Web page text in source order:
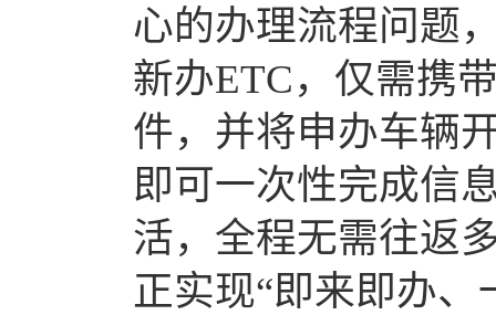
心的办理流程问题
新办ETC，仅需携
件，并将申办车辆
即可一次性完成信
活，全程无需往返
正实现“即来即办、